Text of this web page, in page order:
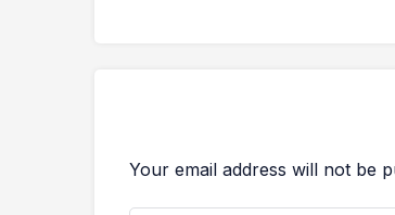
Your email address will not be